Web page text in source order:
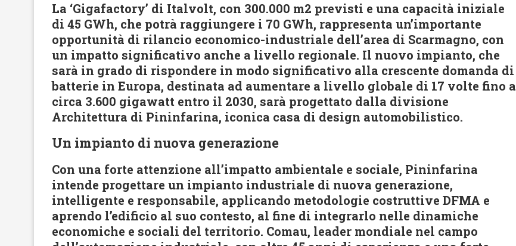
La ‘Gigafactory’ di Italvolt, con 300.000 m2 previsti e una capacità iniziale
di 45 GWh, che potrà raggiungere i 70 GWh, rappresenta un’importante
opportunità di rilancio economico-industriale dell’area di Scarmagno, con
un impatto significativo anche a livello regionale. Il nuovo impianto, che
sarà in grado di rispondere in modo significativo alla crescente domanda di
batterie in Europa, destinata ad aumentare a livello globale di 17 volte fino a
circa 3.600 gigawatt entro il 2030, sarà progettato dalla divisione
Architettura di Pininfarina, iconica casa di design automobilistico.
Un impianto di nuova generazione
Con una forte attenzione all’impatto ambientale e sociale, Pininfarina
intende progettare un impianto industriale di nuova generazione,
intelligente e responsabile, applicando metodologie costruttive DFMA e
aprendo l’edificio al suo contesto, al fine di integrarlo nelle dinamiche
economiche e sociali del territorio. Comau, leader mondiale nel campo